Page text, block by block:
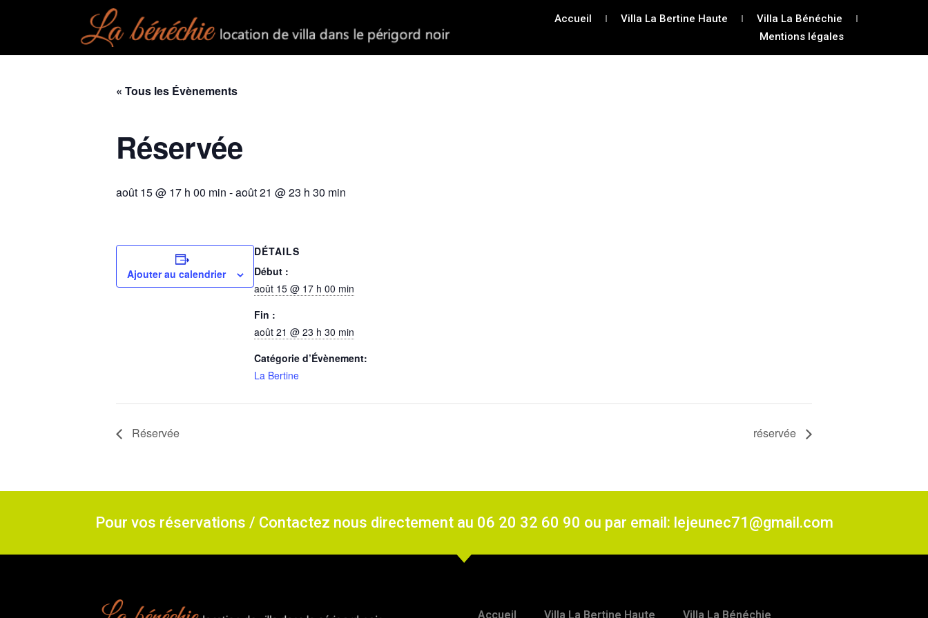
Accueil Villa La Bertine Haute
Villa La Bénéchie
Mentions légales
« Tous les Évènements
Réservée
août 15 @ 17 h 00 min -août 21 @ 23 h 30 min
Ajouter au calendrier
DÉTAILS
Début :
août 15 @ 17 h 00 min
Fin :
août 21 @ 23 h 30 min
Catégorie d’Évènement:
La Bertine
Réservée réservée
Pour vos réservations / Contactez nous directement au 06 20 32 60 90 ou par email: lejeunec71@gmail.com
Accueil Villa La Bertine Haute Villa La Bénéchie